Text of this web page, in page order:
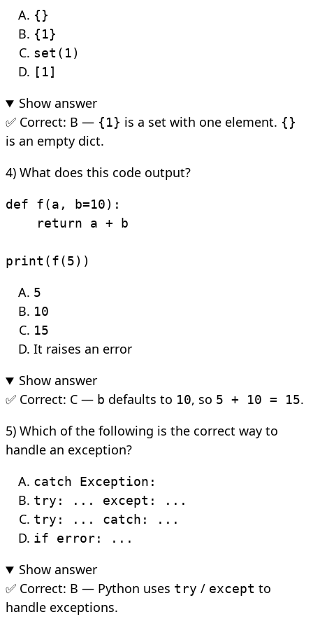
{}
{1}
set(1)
[1]
Show answer
✅ Correct: B — {1} is a set with one element. {}
is an empty dict.
4) What does this code output?
def f(a, b=10):
    return a + b
print(f(5))
5
10
15
It raises an error
Show answer
✅ Correct: C — b defaults to 10, so 5 + 10 = 15.
5) Which of the following is the correct way to
handle an exception?
catch Exception:
try: ... except: ...
try: ... catch: ...
if error: ...
Show answer
✅ Correct: B — Python uses try / except to
handle exceptions.